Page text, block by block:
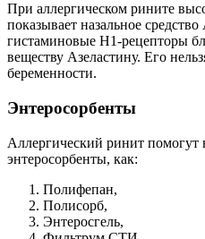
При аллергическом рините
показывает назальное
гистаминовые H1-рецепторы
веществу Азеластину. Его
беременности.
Энтеросорбенты
Аллергический ринит помогут
энтеросорбенты, как:
Полифепан,
Полисорб,
Энтеросгель,